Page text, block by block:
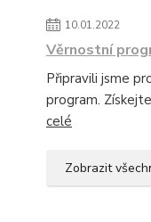
10.01.2022
Věrnostní
Připravili jsme
program.
celé
Zobrazit